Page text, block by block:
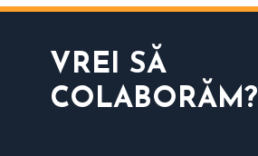
VREI SĂ
COLABORĂM?